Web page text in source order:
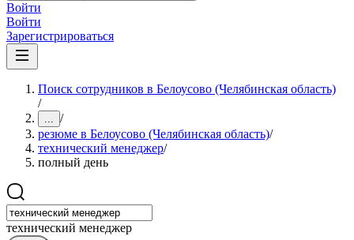
Войти
Войти
Зарегистрироваться
Поиск сотрудников в Белоусово (Челябинская область)
/
... /
резюме в Белоусово (Челябинская область)/
технический менеджер/
полный день
технический менеджер